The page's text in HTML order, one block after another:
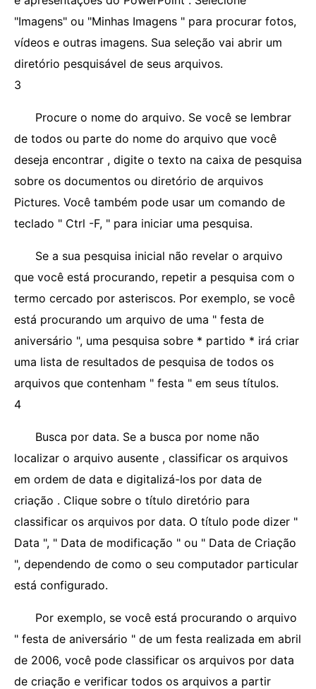
"Imagens" ou "Minhas Imagens " para procurar fotos,
vídeos e outras imagens. Sua seleção vai abrir um
diretório pesquisável de seus arquivos.
3
Procure o nome do arquivo. Se você se lembrar
de todos ou parte do nome do arquivo que você
deseja encontrar , digite o texto na caixa de pesquisa
sobre os documentos ou diretório de arquivos
Pictures. Você também pode usar um comando de
teclado " Ctrl -F, " para iniciar uma pesquisa.
Se a sua pesquisa inicial não revelar o arquivo
que você está procurando, repetir a pesquisa com o
termo cercado por asteriscos. Por exemplo, se você
está procurando um arquivo de uma " festa de
aniversário ", uma pesquisa sobre * partido * irá criar
uma lista de resultados de pesquisa de todos os
arquivos que contenham " festa " em seus títulos.
4
Busca por data. Se a busca por nome não
localizar o arquivo ausente , classificar os arquivos
em ordem de data e digitalizá-los por data de
criação . Clique sobre o título diretório para
classificar os arquivos por data. O título pode dizer "
Data ", " Data de modificação " ou " Data de Criação
", dependendo de como o seu computador particular
está configurado.
Por exemplo, se você está procurando o arquivo
" festa de aniversário " de um festa realizada em abril
de 2006, você pode classificar os arquivos por data
de criação e verificar todos os arquivos a partir